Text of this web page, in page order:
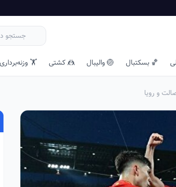
🏀 بسکتبال 🏐 والیبال 🤼 کشتی 🏋️ وزنه‌برداری